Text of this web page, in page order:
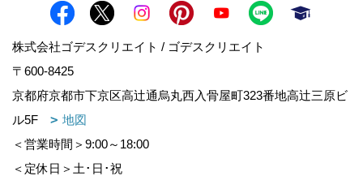
株式会社ゴデスクリエイト / ゴデスクリエイト
〒600-8425
京都府京都市下京区高辻通烏丸西入骨屋町323番地高辻三原ビ
ル5F
地図
＜営業時間＞9:00～18:00
＜定休日＞土･日･祝